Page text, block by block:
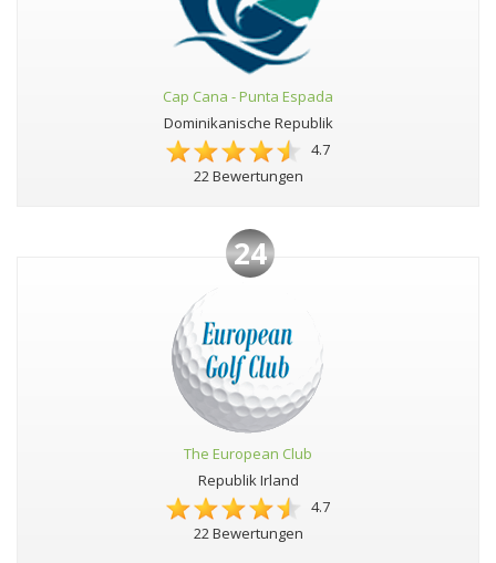
Cap Cana - Punta Espada
Dominikanische Republik
4.7
22 Bewertungen
24
The European Club
Republik Irland
4.7
22 Bewertungen